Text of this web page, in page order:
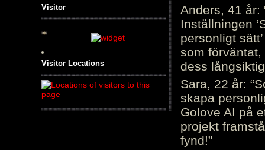
Visitor
Visitor Locations
Anders, 41 år:
Inställningen
personligt
som
dess
Sara, 22 år:
skapa
Golove AI på
projekt
fynd!”